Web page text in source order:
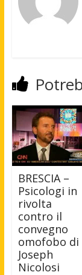
BRESCIA –
Psicologi in
rivolta
contro il
convegno
omofobo di
Joseph
Nicolosi